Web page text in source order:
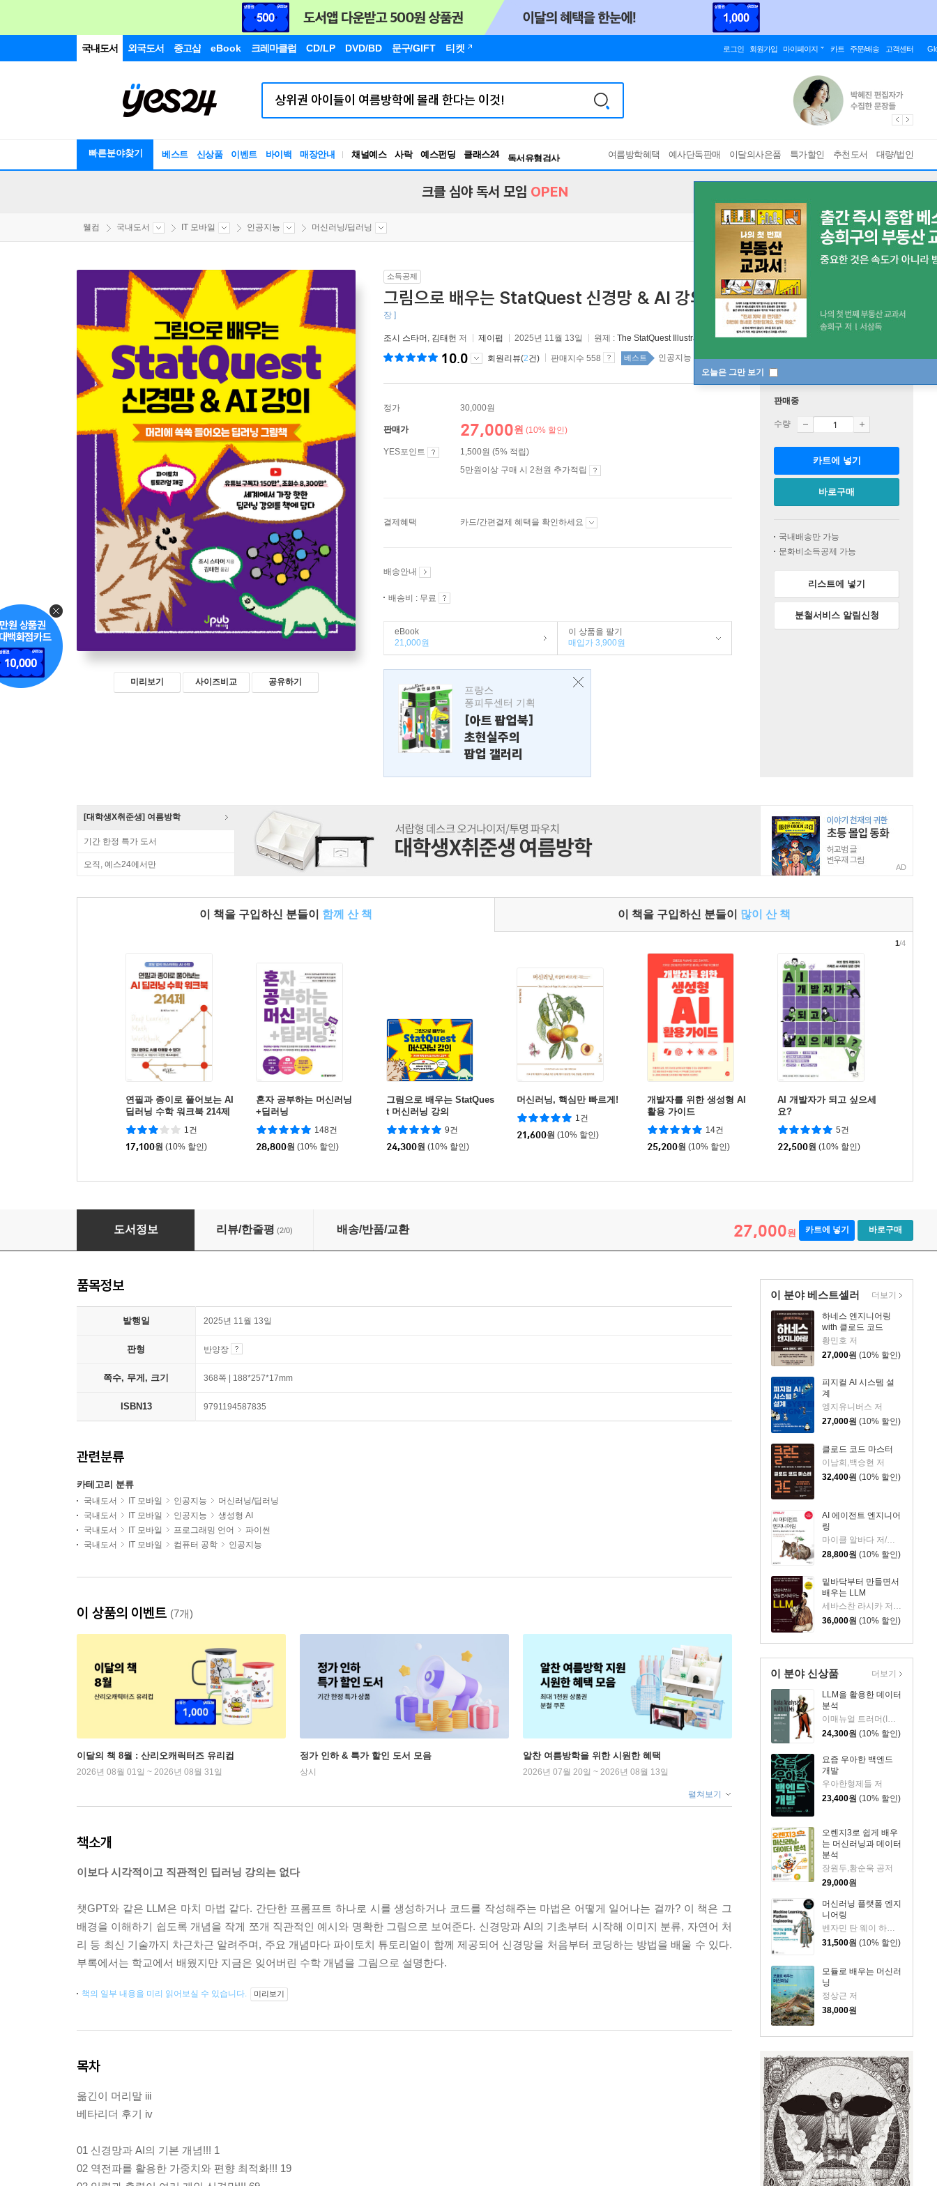
국내도서 외국도서 중고샵 eBook 크레마클럽 CD/LP DVD/BD 문구/GIFT 티켓 로그인 회원가입 마이페이지 카트 주문/배송 고객센터
빠른분야찾기 베스트 신상품 이벤트 바이백 매장안내 채널예스 사락 예스펀딩 클래스24
독서유형검사
RBTI Lab
여름방학혜택 예사단독판매 이달의사은품 특가할인 추천도서 대량/법인
오늘은 그만 보기
크클 심야 독서 모임 OPEN
웰컴 국내도서 IT 모바일 인공지능 머신러닝/딥러닝
미리보기 사이즈비교 공유하기
소득공제
그림으로 배우는 StatQuest 신경망 & AI 강의 머리에 쏙쏙 들어오는 딥러닝 그림책
장 ]
조시 스타머 , 김태헌 저 제이펍 2025년 11월 13일 원제 : The StatQuest Illustrated Guide to Neural Networks and AI
10.0 회원리뷰(2건) 판매지수 558 베스트 인공지능 top100 1주
정가 30,000원
판매가 27,000원 (10% 할인)
YES포인트
1,500원 (5% 적립)
5만원이상 구매 시 2천원 추가적립
결제혜택 카드/간편결제 혜택을 확인하세요
배송안내
배송비 : 무료
eBook
21,000원
이 상품을 팔기
매입가 3,900원
프랑스
퐁피두센터 기획
[아트 팝업북]
초현실주의
팝업 갤러리
판매중
수량
카트에 넣기
바로구매
국내배송만 가능
문화비소득공제 가능
리스트에 넣기
분철서비스 알림신청
[대학생X취준생] 여름방학
기간 한정 특가 도서
오직, 예스24에서만 AD
이 책을 구입하신 분들이 함께 산 책 이 책을 구입하신 분들이 많이 산 책
연필과 종이로 풀어보는 AI
딥러닝 수학 워크북 214제
1건
17,100원 (10% 할인)
혼자 공부하는 머신러닝
+딥러닝
148건
28,800원 (10% 할인)
그림으로 배우는 StatQues
t 머신러닝 강의
9건
24,300원 (10% 할인)
머신러닝, 핵심만 빠르게!
1건
21,600원 (10% 할인)
개발자를 위한 생성형 AI
활용 가이드
14건
25,200원 (10% 할인)
AI 개발자가 되고 싶으세
요?
5건
22,500원 (10% 할인)
1/4
그림으로 배우는 StatQuest 신경망 & AI 강의
도서정보 리뷰/한줄평 (2/0) 배송/반품/교환 27,000원 카트에 넣기 바로구매
이 분야 베스트셀러
하네스 엔지니어링
with 클로드 코드
황민호 저
27,000원 (10% 할인)
피지컬 AI 시스템 설
계
엥지유니버스 저
27,000원 (10% 할인)
클로드 코드 마스터
이남희,백승현 저
32,400원 (10% 할인)
AI 에이전트 엔지니어
링
마이클 알바다 저/강민혁 역
28,800원 (10% 할인)
밑바닥부터 만들면서
배우는 LLM
세바스찬 라시카 저/박해선 역
36,000원 (10% 할인)
더보기
이 분야 신상품
LLM을 활용한 데이터
분석
24,300원 (10% 할인)
요즘 우아한 백엔드
개발
우아한형제들 저
23,400원 (10% 할인)
오렌지3로 쉽게 배우
는 머신러닝과 데이터
분석
장원두,황순욱 공저
29,000원
머신러닝 플랫폼 엔지
니어링
벤자민 탄 웨이 하오,샤눕 파드마나반,바룬 말랴 저/허정준 역
31,500원 (10% 할인)
모듈로 배우는 머신러
닝
정상근 저
38,000원
더보기
품목정보
발행일 2025년 11월 13일
판형 반양장
쪽수, 무게, 크기 368쪽 | 188*257*17mm
ISBN13 9791194587835
관련분류
카테고리 분류
국내도서 IT 모바일 인공지능
머신러닝/딥러닝
국내도서
IT 모바일 인공지능
생성형 AI
국내도서
IT 모바일 프로그래밍 언어
파이썬
국내도서
IT 모바일 컴퓨터 공학 인공지능
이 상품의 이벤트 (7개)
이달의 책 8월 : 산리오캐릭터즈 유리컵
2026년 08월 01일 ~ 2026년 08월 31일
정가 인하 & 특가 할인 도서 모음
상시
알찬 여름방학을 위한 시원한 혜택
2026년 07월 20일 ~ 2026년 08월 13일
펼쳐보기
책소개
이보다 시각적이고 직관적인 딥러닝 강의는 없다
챗GPT와 같은 LLM은 마치 마법 같다. 간단한 프롬프트 하나로 시를 생성하거나 코드를 작성해주는 마법은 어떻게 일어나는 걸까? 이 책은 그
배경을 이해하기 쉽도록 개념을 작게 쪼개 직관적인 예시와 명확한 그림으로 보여준다. 신경망과 AI의 기초부터 시작해 이미지 분류, 자연어 처
리 등 최신 기술까지 차근차근 알려주며, 주요 개념마다 파이토치 튜토리얼이 함께 제공되어 신경망을 처음부터 코딩하는 방법을 배울 수 있다.
부록에서는 학교에서 배웠지만 지금은 잊어버린 수학 개념을 그림으로 설명한다.
책의 일부 내용을 미리 읽어보실 수 있습니다. 미리보기
목차
옮긴이 머리말 iii
베타리더 후기 iv
01 신경망과 AI의 기본 개념!!! 1
02 역전파를 활용한 가중치와 편향 최적화!!! 19